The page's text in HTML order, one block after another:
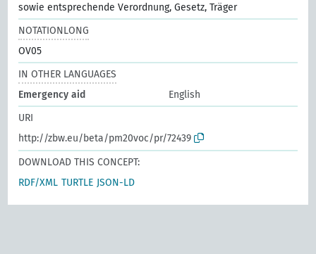
sowie entsprechende Verordnung, Gesetz, Träger
NOTATIONLONG
OV05
IN OTHER LANGUAGES
Emergency aid
English
URI
http://zbw.eu/beta/pm20voc/pr/72439
DOWNLOAD THIS CONCEPT:
RDF/XML TURTLE JSON-LD